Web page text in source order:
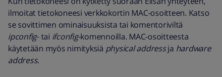
ilmoitat tietokoneesi verkkokortin MAC-osoitteen. Katso
se sovittimen ominaisuuksista tai komentoriviltä
ipconfig- tai ifconfig-komennoilla. MAC-osoitteesta
käytetään myös nimityksiä physical addressja hardware
address.